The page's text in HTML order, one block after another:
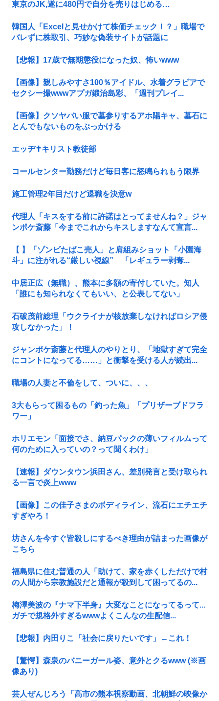
東京のJK,遂に480円で自分を売りはじめる…
韓国人「Excelと見せかけて株価チェック！？」職場で
バレずに株取引、巧妙な偽装サイトが話題に
【悲報】17歳で無期懲役になった奴、怖いwww
【画像】親しみやすさ100％アイドル、水着グラビアで
セクシー撮wwwアプガ鍛治島彩、「週刊プレイ...
【画像】クソヤバい服で墓参りするアホ陽キャ、墓石に
とんでもないものをぶっかける
エッヂ✝️キリスト教徒部
コールセンター勤務だけど毎日客に怒鳴られもう限界
施工管理2年目だけど退職を決意w
代理人「キスをする前に許諾はとってませんね？」ジャ
ンポケ斎藤「今までこれからキスしますなんて宣言...
【 】「ゾンビたばこ売人」と肩組みショット「小園海
斗」に注がれる“厳しい視線” 「レギュラー剥奪...
中居正広（無職）、熊本に多額の寄付していた。知人
「誰にも知られなくてもいい、と公表してない」
石破茂前総理「ウクライナが核放棄しなければロシア侵
攻しなかった」！
ジャンポケ斎藤と代理人のやりとり、「地獄すぎて完全
にコントになってる……」と衝撃を受ける人が続出...
職場の人妻と不倫をして、ついに、、、
3大もらって困るもの「釣った魚」「プリザーブドフラ
ワー」
ホリエモン「面接でさ、納豆パックの薄いフィルムって
何のために入っていの？って聞くわけ」
【速報】ダウンタウン浜田さん、差別発言と受け取られ
る一言で炎上www
【画像】この佳子さまのボディライン、流石にエチエチ
すぎやろ！
坊さんを今すぐ皆殺しにするべき理由が詰まった画像が
こちら
福島県に住む普通の人「助けて、家を赤くしただけで村
の人間から宗教施設だと通報が殺到して困ってるの...
梅澤美波の『ナマ下半身』大変なことになってるって...
ガチで規格外すぎるwwwよくこんなの生配信...
【悲報】内田りこ「社会に戻りたいです」←これ！
【驚愕】森泉のバニーガール姿、意外とクるwww (※画
像あり)
芸人ぜんじろう「高市の熊本視察動画、北朝鮮の映像か